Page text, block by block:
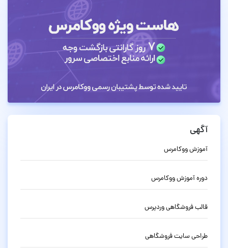
آگهی
آموزش ووکامرس
دوره آموزش ووکامرس
قالب فروشگاهی وردپرس
طراحی سایت فروشگاهی